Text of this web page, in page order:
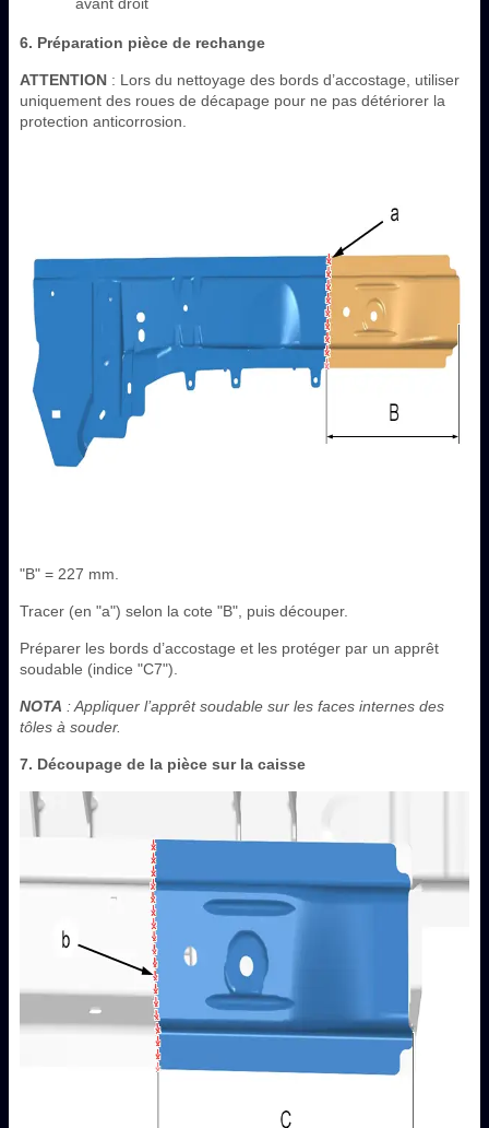
6. Préparation pièce de rechange
ATTENTION : Lors du nettoyage des bords d’accostage, utiliser
uniquement des roues de décapage pour ne pas détériorer la
protection anticorrosion.
"B" = 227 mm.
Tracer (en "a") selon la cote "B", puis découper.
Préparer les bords d’accostage et les protéger par un apprêt
soudable (indice "C7").
NOTA : Appliquer l’apprêt soudable sur les faces internes des
tôles à souder.
7. Découpage de la pièce sur la caisse